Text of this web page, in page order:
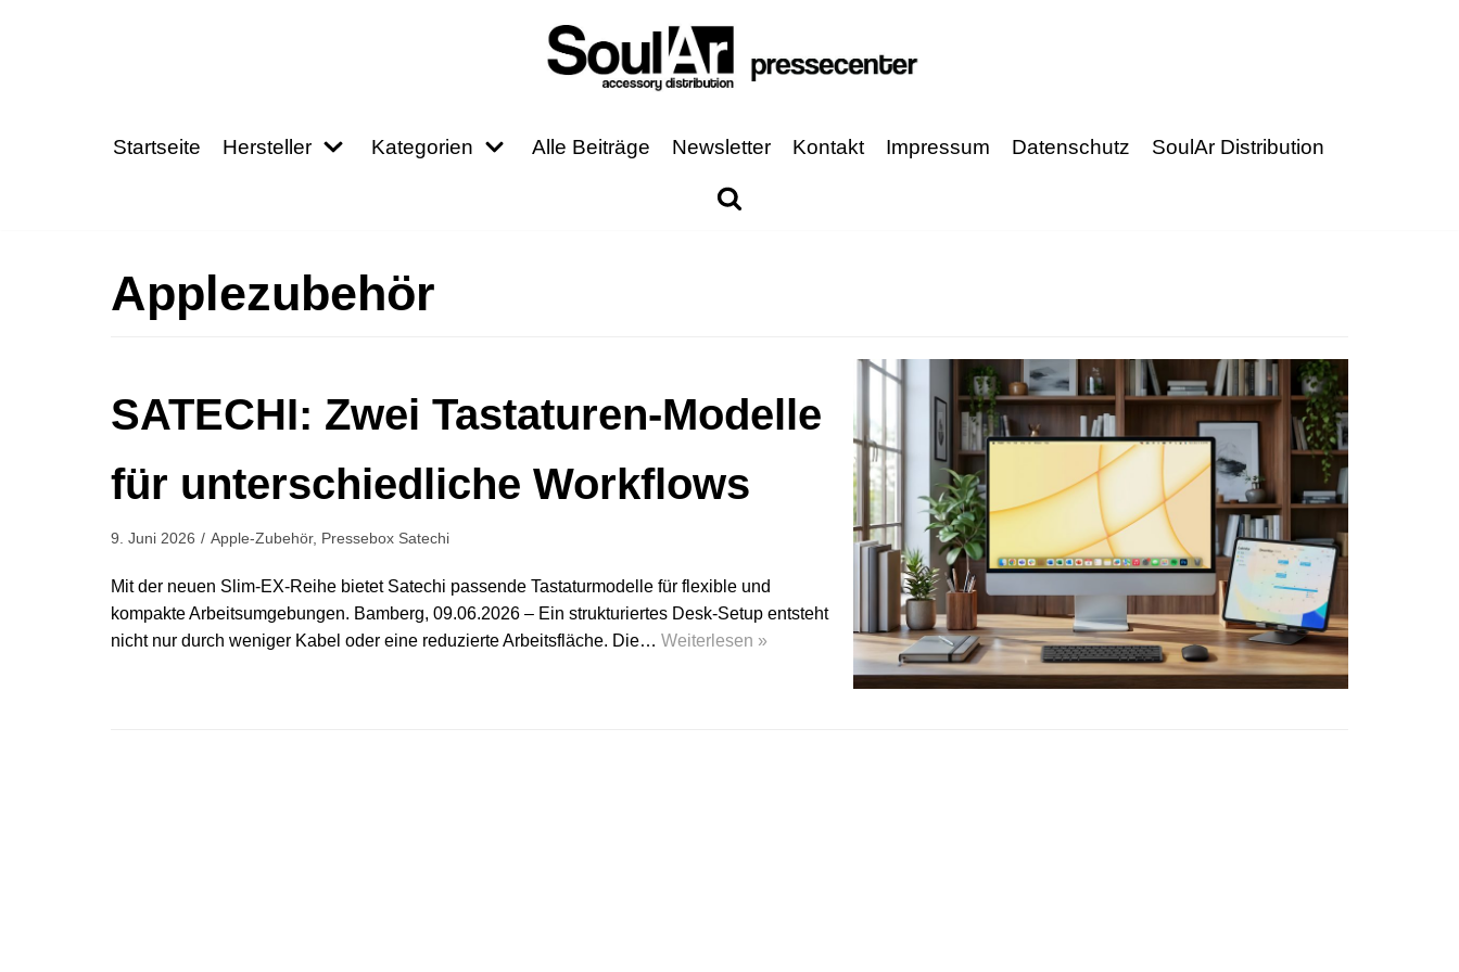
Startseite Hersteller Kategorien Alle Beiträge Newsletter Kontakt Impressum Datenschutz SoulAr Distribution
Applezubehör
SATECHI: Zwei Tastaturen-Modelle
für unterschiedliche Workflows
9. Juni 2026 Apple-Zubehör, Pressebox Satechi
Mit der neuen Slim-EX-Reihe bietet Satechi passende Tastaturmodelle für flexible und
kompakte Arbeitsumgebungen. Bamberg, 09.06.2026 – Ein strukturiertes Desk-Setup entsteht
nicht nur durch weniger Kabel oder eine reduzierte Arbeitsfläche. Die… Weiterlesen »